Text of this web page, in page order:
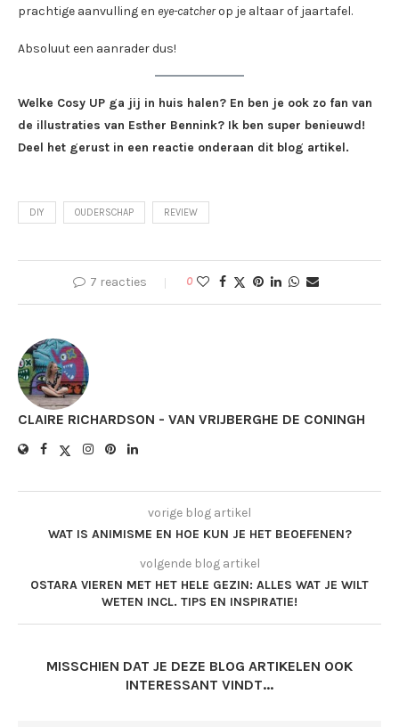
prachtige aanvulling en eye-catcherop je altaar of jaartafel.
Absoluut een aanrader dus!
Welke Cosy UP ga jij in huis halen? En ben je ook zo fan van
de illustraties van Esther Bennink? Ik ben super benieuwd!
Deel het gerust in een reactie onderaan dit blog artikel.
DIY OUDERSCHAP REVIEW
7 reacties 0
CLAIRE RICHARDSON - VAN VRIJBERGHE DE CONINGH
vorige blog artikel
WAT IS ANIMISME EN HOE KUN JE HET BEOEFENEN?
volgende blog artikel
OSTARA VIEREN MET HET HELE GEZIN: ALLES WAT JE WILT
WETEN INCL. TIPS EN INSPIRATIE!
MISSCHIEN DAT JE DEZE BLOG ARTIKELEN OOK
INTERESSANT VINDT...